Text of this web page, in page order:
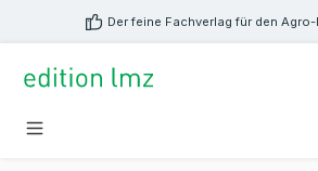
springen Der feine Fachverlag für den